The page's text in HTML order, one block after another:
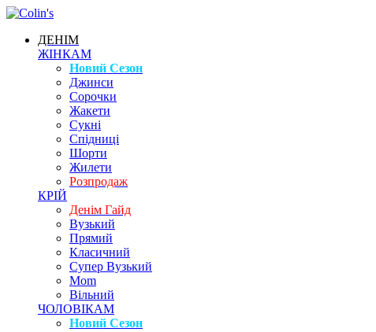
ДЕНІМ
ЖІНКАМ
Новий Сезон
Джинси
Сорочки
Жакети
Сукні
Спідниці
Шорти
Жилети
Розпродаж
КРІЙ
Денім Гайд
Вузький
Прямий
Класичний
Супер Вузький
Mom
Вільний
ЧОЛОВІКАМ
Новий Сезон